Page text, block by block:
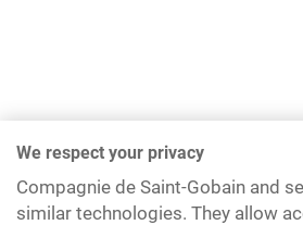
We respect your privacy
Compagnie de Saint-Gobain and
similar technologies. They allow